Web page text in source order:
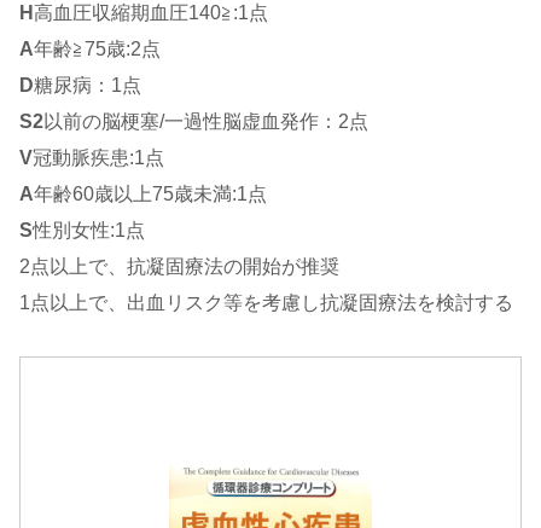
H高血圧収縮期血圧140≧:1点
A年齢≧75歳:2点
D糖尿病：1点
S2以前の脳梗塞/一過性脳虚血発作：2点
V冠動脈疾患:1点
A年齢60歳以上75歳未満:1点
S性別女性:1点
2点以上で、抗凝固療法の開始が推奨
1点以上で、出血リスク等を考慮し抗凝固療法を検討する